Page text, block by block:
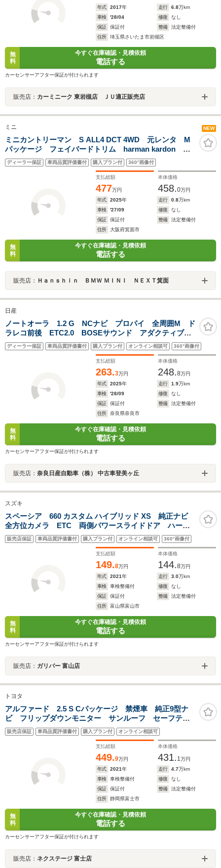
年式
2017年 走行 6.8万km
車検
'28/04 修復
なし
保証
保証付 整備
法定整備付
住所
埼玉県さいたま市岩槻区
無
料
今すぐ在庫確認・見積依頼
電話する
カーセンサーアフター保証が付けられます
販売店： カーミニーク 東岩槻店 ＪＵ適正販売店
ミニ NEW
ミニカントリーマン S ALL4 DCT 4WD 元レンタ M
パッケージ フェイバードトリム harman kardon 純
正19インチアルミ 追従型クルコン メモリ機能付パワ
ーシート シートヒーター ステアリングヒーター 全
周囲カメラ 電動リアゲート
ディーラー保証 車両品質評価書付 購入プラン付 360°画像付
支払総額
477万円
本体価格
458.0万円
年式
2025年 走行 0.8万km
車検
'27/09 修復
なし
保証
保証付 整備
法定整備付
住所
大阪府箕面市
無
料
今すぐ在庫確認・見積依頼
電話する
販売店： Ｈａｎｓｈｉｎ ＢＭＷ ＭＩＮＩ ＮＥＸＴ箕面
日産
ノートオーラ 1.2 G NCナビ プロパイ 全周囲M ド
ラレコ前後 ETC2.0 BOSEサウンド アダクティブ
LEDヘッド フォグライト SOSコール 衝突被害軽
減 踏み間違い防止 障害物センサ ブラインドスポッ
ディーラー保証 車両品質評価書付 購入プラン付 オンライン相談可 360°画像付
支払総額
263.3万円
本体価格
248.8万円
年式
2025年 走行 1.9万km
車検
'28/09 修復
なし
保証
保証付 整備
法定整備付
住所
奈良県奈良市
無
料
今すぐ在庫確認・見積依頼
電話する
カーセンサーアフター保証が付けられます
販売店： 奈良日産自動車（株） 中古車登美ヶ丘
スズキ
スペーシア 660 カスタム ハイブリッド XS 純正ナビ
全方位カメラ ETC 両側パワースライドドア ハーフ
レザーシート シートヒーター 衝突被害軽減システ
ム レーダークルーズコントロール コーナーセンサ
ー 純正アルミホイール フロアマット
販売店保証 車両品質評価書付 購入プラン付 オンライン相談可 360°画像付
支払総額
149.8万円
本体価格
144.8万円
年式
2021年 走行 3.0万km
車検
車検整備付 修復
なし
保証
保証付 整備
法定整備付
住所
富山県富山市
無
料
今すぐ在庫確認・見積依頼
電話する
カーセンサーアフター保証が付けられます
販売店： ガリバー 富山店
トヨタ
アルファード 2.5 S Cパッケージ 禁煙車 純正9型ナ
ビ フリップダウンモニター サンルーフ セーフティ
センス レーダークルーズ シートヒーター ベンチレ
ーション ETC ドラレコ メモリーパワーシート オ
ットマンシート LEDヘッド
販売店保証 車両品質評価書付 購入プラン付 オンライン相談可
支払総額
449.9万円
本体価格
431. 1万円
年式
2021年 走行 4.7万km
車検
車検整備付 修復
なし
保証
保証付 整備
法定整備付
住所
静岡県富士市
無
料
今すぐ在庫確認・見積依頼
電話する
カーセンサーアフター保証が付けられます
販売店： ネクステージ 富士店